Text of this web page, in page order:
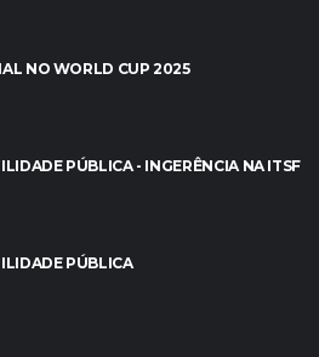
NO WORLD CUP 2025
PÚBLICA - INGERÊNCIA NA ITSF
PÚBLICA